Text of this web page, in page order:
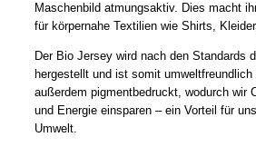
Maschenbild atmungsaktiv. Dies macht
für körpernahe Textilien wie Shirts,
Der Bio Jersey wird nach den Standards
hergestellt und ist somit
außerdem pigmentbedruckt, wodurch wir
und Energie einsparen – ein Vorteil für
Umwelt.